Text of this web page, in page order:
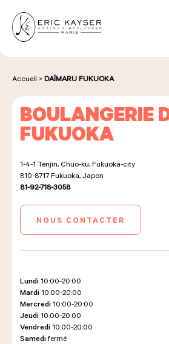
FR
NOS PRODUITS
NOS BOULANGERIES
LA MAISON D'ÉRIC KAYSER
LES COURS D'ÉRIC KAYSER
Accueil > DAÏMARU FUKUOKA
BOULANGERIE
FUKUOKA
1-4-1 Tenjin, Chuo-ku, Fukuoka-city
810-8717Fukuoka, Japon
81-92-718-3058
NOUS CONTACTER
Lundi 10:00-20:00
Mardi 10:00-20:00
Mercredi 10:00-20:00
Jeudi 10:00-20:00
Vendredi 10:00-20:00
Samedi fermé